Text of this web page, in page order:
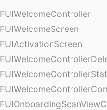
FUIWelcomeController
FUIWelcomeScreen
FUIActivationScreen